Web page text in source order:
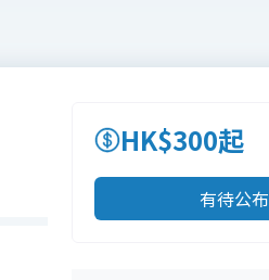
HK$300起
有待公布